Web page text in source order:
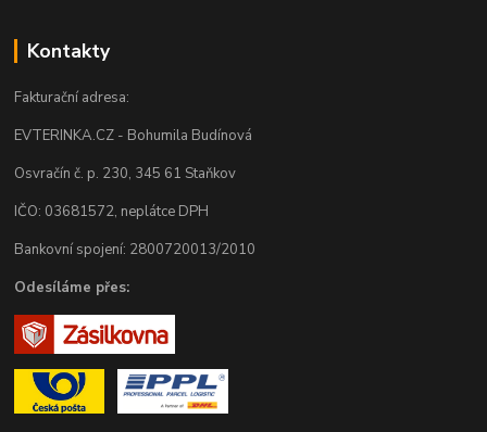
Kontakty
Fakturační adresa:
EVTERINKA.CZ - Bohumila Budínová
Osvračín č. p. 230, 345 61 Staňkov
IČO: 03681572, neplátce DPH
Bankovní spojení: 2800720013/2010
Odesíláme přes: